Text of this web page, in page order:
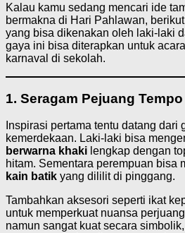
Kalau kamu sedang mencari ide
bermakna di Hari Pahlawan,
yang bisa dikenakan oleh laki-laki
gaya ini bisa diterapkan untuk
karnaval di sekolah.
1. Seragam Pejuang
Inspirasi pertama tentu datang dari
kemerdekaan. Laki-laki bisa
berwarna khaki lengkap dengan
hitam. Sementara perempuan bisa
kain batik yang dililit di pinggang.
Tambahkan aksesori seperti ikat
untuk memperkuat nuansa
namun sangat kuat secara